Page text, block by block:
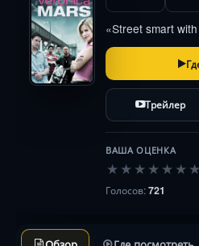
«Street smart
Трейлер
ВАША ОЦЕНКА
★ ★ ★ ★ ★ ★ ★
Голосов:721